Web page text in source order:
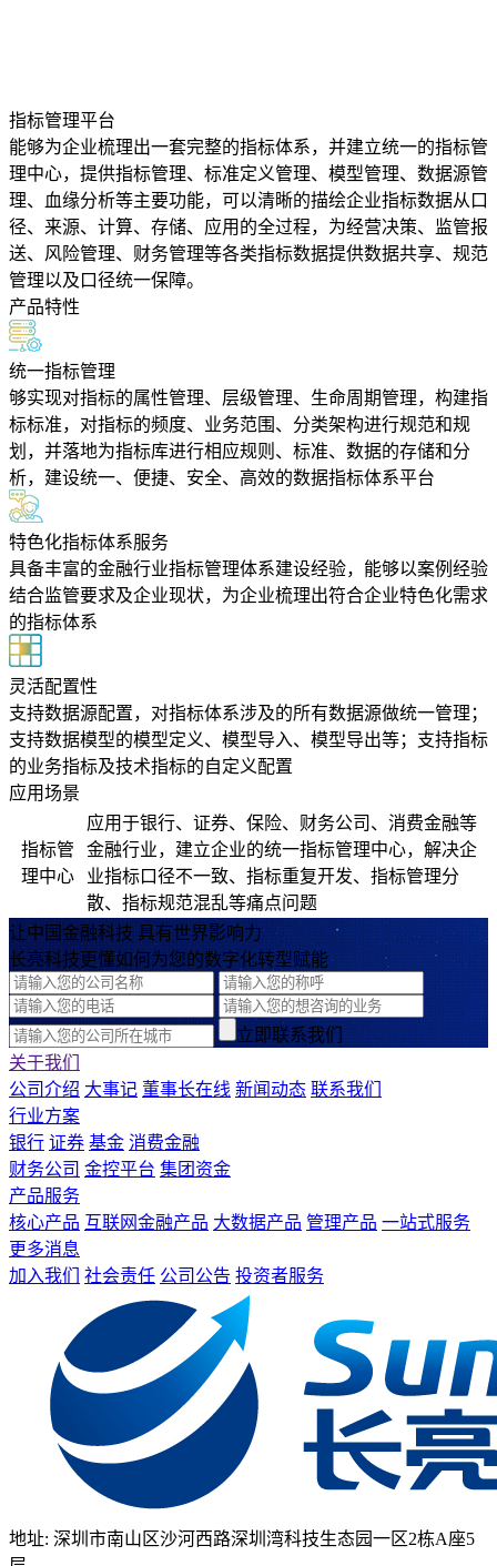
指标管理平台
能够为企业梳理出一套完整的指标体系，并建立统一的指标管
理中心，提供指标管理、标准定义管理、模型管理、数据源管
理、血缘分析等主要功能，可以清晰的描绘企业指标数据从口
径、来源、计算、存储、应用的全过程，为经营决策、监管报
送、风险管理、财务管理等各类指标数据提供数据共享、规范
管理以及口径统一保障。
产品特性
统一指标管理
够实现对指标的属性管理、层级管理、生命周期管理，构建指
标标准，对指标的频度、业务范围、分类架构进行规范和规
划，并落地为指标库进行相应规则、标准、数据的存储和分
析，建设统一、便捷、安全、高效的数据指标体系平台
特色化指标体系服务
具备丰富的金融行业指标管理体系建设经验，能够以案例经验
结合监管要求及企业现状，为企业梳理出符合企业特色化需求
的指标体系
灵活配置性
支持数据源配置，对指标体系涉及的所有数据源做统一管理；
支持数据模型的模型定义、模型导入、模型导出等；支持指标
的业务指标及技术指标的自定义配置
应用场景
指标管
理中心
应用于银行、证券、保险、财务公司、消费金融等
金融行业，建立企业的统一指标管理中心，解决企
业指标口径不一致、指标重复开发、指标管理分
散、指标规范混乱等痛点问题
让中国金融科技 具有世界影响力
长亮科技更懂如何为您的数字化转型赋能
立即联系我们
关于我们
公司介绍 大事记 董事长在线 新闻动态 联系我们
行业方案
银行 证券 基金 消费金融
财务公司 金控平台 集团资金
产品服务
核心产品 互联网金融产品 大数据产品 管理产品 一站式服务
更多消息
加入我们
社会责任 公司公告 投资者服务
地址: 深圳市南山区沙河西路深圳湾科技生态园一区2栋A座5